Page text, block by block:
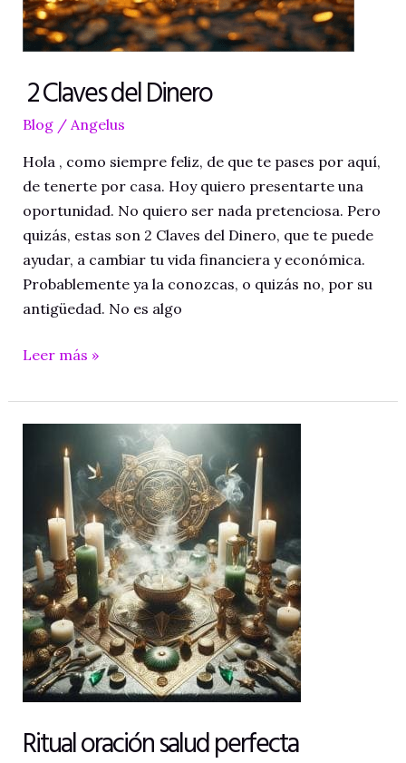
2 Claves del Dinero
Blog/ Angelus
Hola , como siempre feliz, de que te pases por aquí,
de tenerte por casa. Hoy quiero presentarte una
oportunidad. No quiero ser nada pretenciosa. Pero
quizás, estas son 2 Claves del Dinero, que te puede
ayudar, a cambiar tu vida financiera y económica.
Probablemente ya la conozcas, o quizás no, por su
antigüedad. No es algo
2
del
Dinero
Leer más »
Ritual oración salud perfecta